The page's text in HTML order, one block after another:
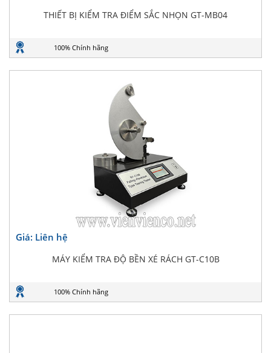
THIẾT BỊ KIỂM TRA ĐIỂM SẮC NHỌN GT-MB04
100% Chính hãng
Giá: Liên hệ
MÁY KIỂM TRA ĐỘ BỀN XÉ RÁCH GT-C10B
100% Chính hãng